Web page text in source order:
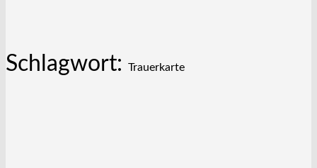
Schlagwort: Trauerkarte